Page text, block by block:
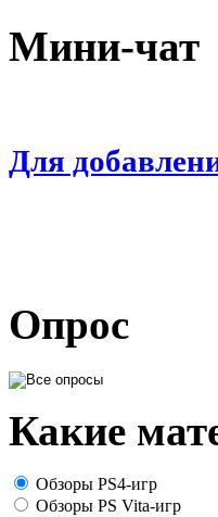
Мини-чат
Для
Опрос
Какие
Обзоры PS4-игр
Обзоры PS Vita-игр